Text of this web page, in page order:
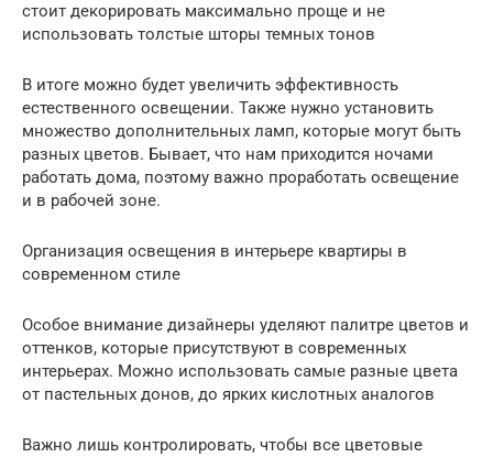
стоит декорировать максимально проще и не
использовать толстые шторы темных тонов
В итоге можно будет увеличить эффективность
естественного освещении. Также нужно установить
множество дополнительных ламп, которые могут быть
разных цветов. Бывает, что нам приходится ночами
работать дома, поэтому важно проработать освещение
и в рабочей зоне.
Организация освещения в интерьере квартиры в
современном стиле
Особое внимание дизайнеры уделяют палитре цветов и
оттенков, которые присутствуют в современных
интерьерах. Можно использовать самые разные цвета
от пастельных донов, до ярких кислотных аналогов
Важно лишь контролировать, чтобы все цветовые